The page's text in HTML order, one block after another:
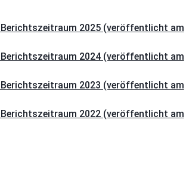
Berichtszeitraum 2025 (veröffentlicht am
Berichtszeitraum 2024 (veröffentlicht am
Berichtszeitraum 2023 (veröffentlicht am
Berichtszeitraum 2022 (veröffentlicht am